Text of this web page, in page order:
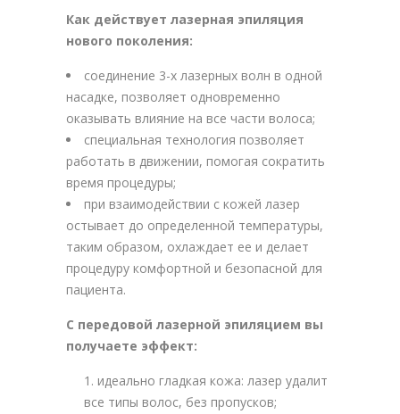
Как действует лазерная эпиляция
нового поколения:
соединение 3-х лазерных волн в одной
насадке, позволяет одновременно
оказывать влияние на все части волоса;
специальная технология позволяет
работать в движении, помогая сократить
время процедуры;
при взаимодействии с кожей лазер
остывает до определенной температуры,
таким образом, охлаждает ее и делает
процедуру комфортной и безопасной для
пациента.
С передовой лазерной эпиляцием вы
получаете эффект:
идеально гладкая кожа: лазер удалит
все типы волос, без пропусков;